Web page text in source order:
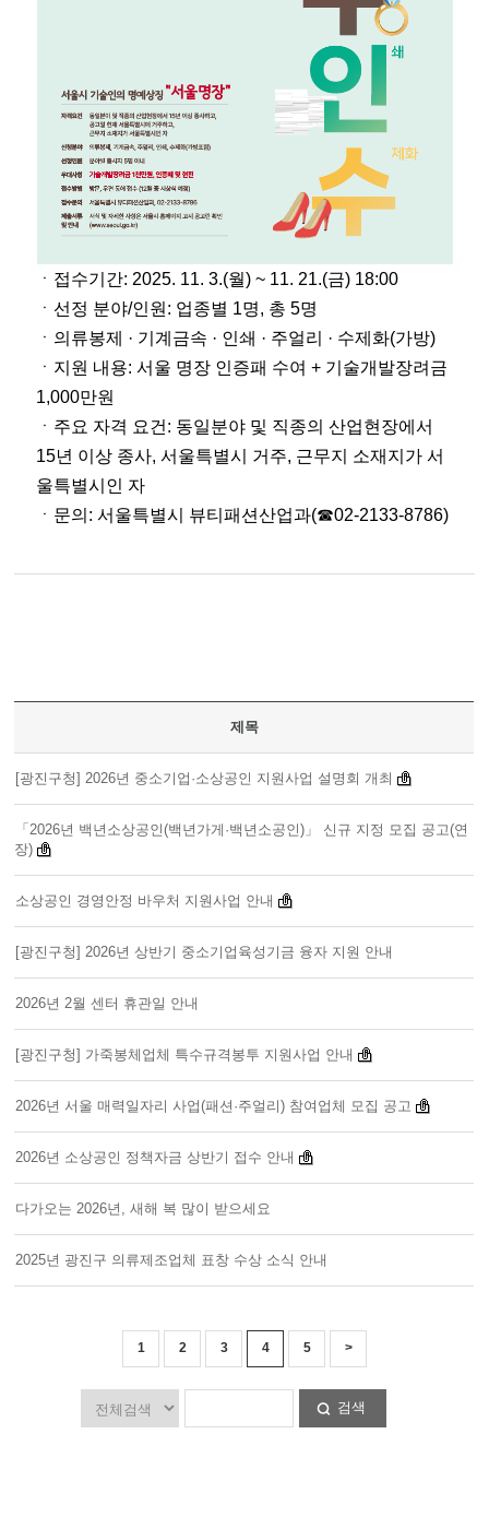
ㆍ접수기간: 2025. 11. 3.(월) ~ 11. 21.(금) 18:00
ㆍ선정 분야/인원 : 업종별 1명, 총5명
ㆍ의류봉제 · 기계금속 · 인쇄 · 주얼리 · 수제화(가방)
ㆍ지원 내용:서울 명장 인증패 수여+ 기술개발장려금
1,000만원
ㆍ주요 자격 요건 : 동일분야 및 직종의 산업현장에서
15년 이상 종사,서울특별시 거주, 근무지 소재지가 서
울특별시인 자
ㆍ문의 :서울특별시 뷰티패션산업과(☎02-2133-8786)
제목
[광진구청] 2026년 중소기업·소상공인 지원사업 설명회 개최
「2026년 백년소상공인(백년가게·백년소공인)」 신규 지정 모집 공고(연
장)
소상공인 경영안정 바우처 지원사업 안내
[광진구청] 2026년 상반기 중소기업육성기금 융자 지원 안내
2026년 2월 센터 휴관일 안내
[광진구청] 가죽봉체업체 특수규격봉투 지원사업 안내
2026년 서울 매력일자리 사업(패션·주얼리) 참여업체 모집 공고
2026년 소상공인 정책자금 상반기 접수 안내
다가오는 2026년, 새해 복 많이 받으세요
2025년 광진구 의류제조업체 표창 수상 소식 안내
1 2 3 4 5 >
검색